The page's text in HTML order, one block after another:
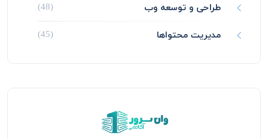
طراحی و توسعه وب
مدیریت محتواها